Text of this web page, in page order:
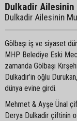
Dulkadir Ailesinin
Dulkadir Ailesinin
Gölbaşı iş ve siyaset
MHP Belediye Eski
zamanda Gölbaşı
Dulkadir’in oğlu
dünya evine girdi.
Mehmet & Ayşe Ünal
Derya Dulkadir çiftinin